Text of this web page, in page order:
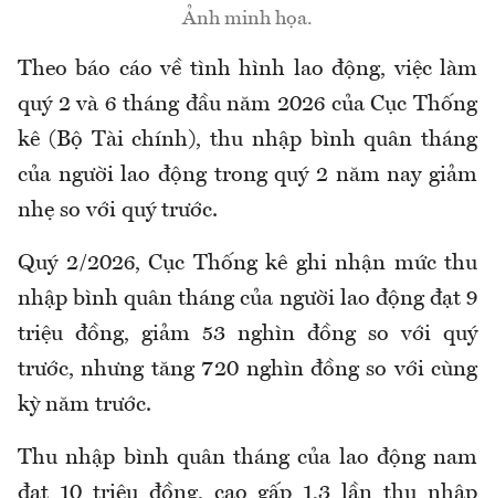
Ảnh minh họa.
Theo báo cáo về tìnhhình lao động, việc làm
quý 2và 6 tháng đầu năm 2026của Cục Thống
kê (Bộ Tài chính), thu nhập bình quân tháng
của người lao động trong quý 2 năm naygiảm
nhẹ so với quý trước.
Quý 2/2026, Cục Thống kê ghi nhận mức thu
nhập bình quân tháng của người lao động đạt 9
triệu đồng, giảm 53 nghìn đồng so với quý
trước, nhưng tăng 720 nghìn đồng so với cùng
kỳ năm trước.
Thu nhập bình quân tháng của lao động nam